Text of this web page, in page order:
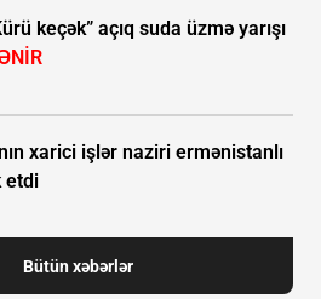
keçək” açıq suda üzmə yarışı
xarici işlər naziri ermənistanlı
etdi
Bütün xəbərlər